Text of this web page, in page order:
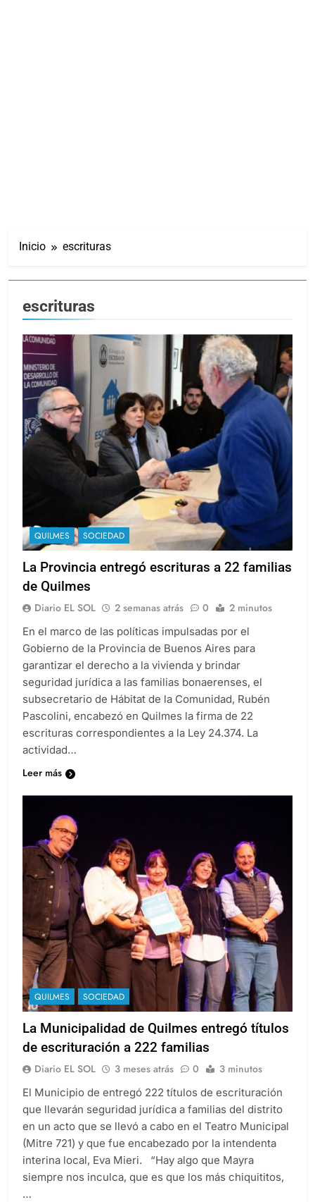
Inicio escrituras
escrituras
QUILMES SOCIEDAD
La Provincia entregó escrituras a 22 familias
de Quilmes
Diario EL SOL 2 semanas atrás 0 2 minutos
En el marco de las políticas impulsadas por el
Gobierno de la Provincia de Buenos Aires para
garantizar el derecho a la vivienda y brindar
seguridad jurídica a las familias bonaerenses, el
subsecretario de Hábitat de la Comunidad, Rubén
Pascolini, encabezó en Quilmes la firma de 22
escrituras correspondientes a la Ley 24.374. La
actividad…
Leer más
QUILMES SOCIEDAD
La Municipalidad de Quilmes entregó títulos
de escrituración a 222 familias
Diario EL SOL 3 meses atrás 0 3 minutos
El Municipio de entregó 222 títulos de escrituración
que llevarán seguridad jurídica a familias del distrito
en un acto que se llevó a cabo en el Teatro Municipal
(Mitre 721) y que fue encabezado por la intendenta
interina local, Eva Mieri. “Hay algo que Mayra
siempre nos inculca, que es que los más chiquititos,
…